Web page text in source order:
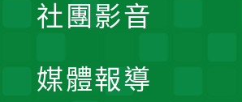
社團影音
媒體報導